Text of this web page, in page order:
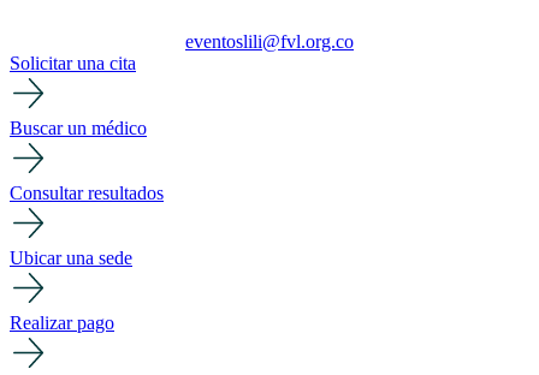
eventoslili@fvl.org.co
Solicitar una cita
Buscar un médico
Consultar resultados
Ubicar una sede
Realizar pago